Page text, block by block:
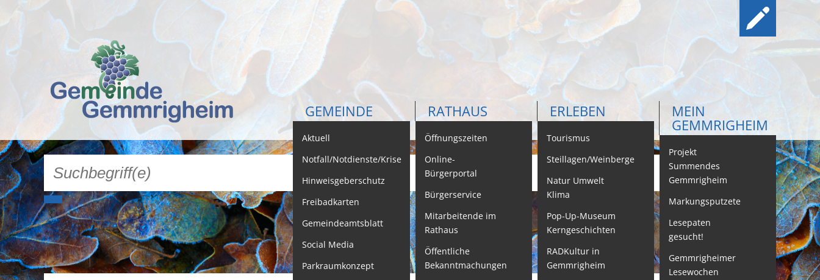
GEMEINDE
Aktuell
Notfall/Notdienste/Krise
Hinweisgeberschutz
Freibadkarten
Gemeindeamtsblatt
Social Media
Parkraumkonzept
RATHAUS
Öffnungszeiten
Kontakt
Online-
Bürgerportal
Bürgerservice
Behördenwegweiser
Lebenslagen
Leistungen -
Service BW
Neubürgerinfos
Mitarbeitende im
Rathaus
Öffentliche
Bekanntmachungen
ERLEBEN
Tourismus
Steillagen/Weinberge
Natur Umwelt
Klima
Pop-Up-Museum
Kerngeschichten
RADKultur in
Gemmrigheim
MEIN
GEMMRIGHEIM
Projekt
Summendes
Gemmrigheim
Markungsputzete
Lesepaten
gesucht!
Gemmrigheimer
Lesewochen